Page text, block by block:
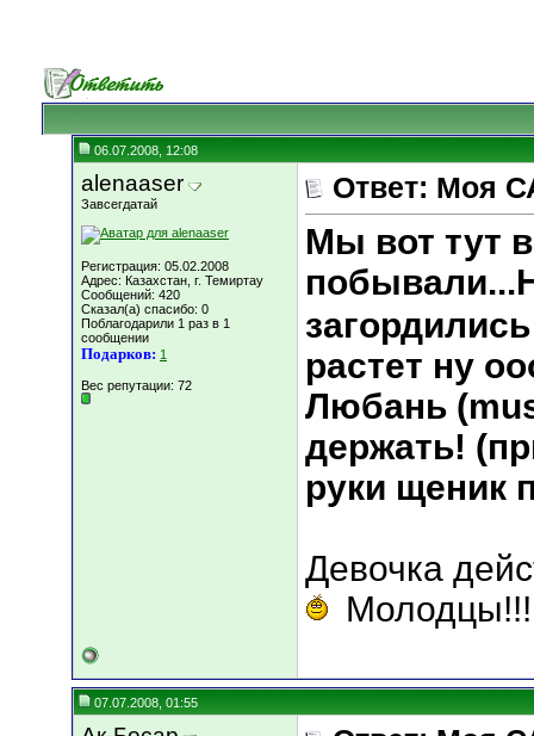
06.07.2008, 12:08
alenaaser
Завсегдатай
Регистрация: 05.02.2008
Адрес: Казахстан, г. Темиртау
Сообщений: 420
Сказал(а) спасибо: 0
Поблагодарили 1 раз в 1
сообщении
Подарков: 1
Вес репутации: 72
Ответ: Моя
Мы вот тут
растет ну
Любань
держать!
руки щеник
Девочка
Молодцы!!!
07.07.2008, 01:55